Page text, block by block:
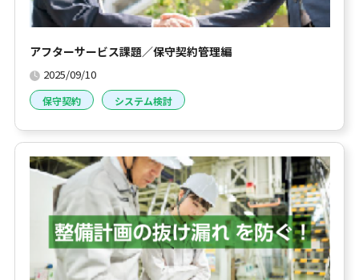
アフターサービス課題／保守契約管理編
2025/09/10
保守契約 システム検討